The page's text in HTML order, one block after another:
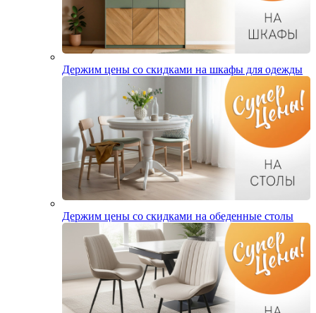
Держим цены со скидками на шкафы для одежды
Держим цены со скидками на обеденные столы